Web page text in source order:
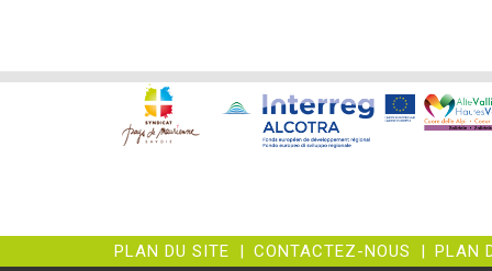
PLAN DU SITE | CONTACTEZ-NOUS | PLAN